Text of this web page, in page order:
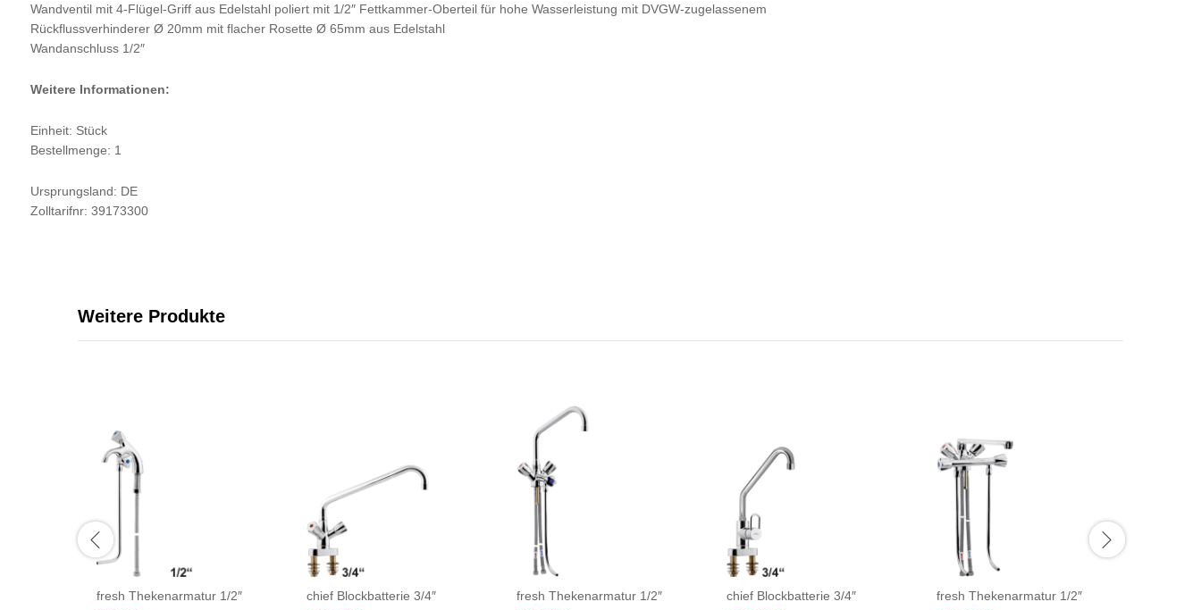
Wandventil mit 4-Flügel-Griff aus Edelstahl poliert mit 1/2″ Fettkammer-Oberteil für hohe Wasserleistung mit DVGW-zugelassenem
Rückflussverhinderer Ø 20mm mit flacher Rosette Ø 65mm aus Edelstahl
Wandanschluss 1/2″
Weitere Informationen:
Einheit: Stück
Bestellmenge: 1
Ursprungsland: DE
Zolltarifnr: 39173300
Weitere Produkte
fresh Thekenarmatur 1/2″ chief Blockbatterie 3/4″ fresh Thekenarmatur 1/2″ chief Blockbatterie 3/4″ fresh Thekenarmatur 1/2″